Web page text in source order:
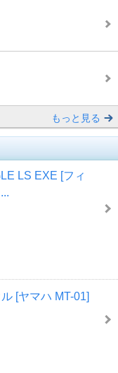
もっと見る
LS EXE [フィ
[ヤマハ MT-01]